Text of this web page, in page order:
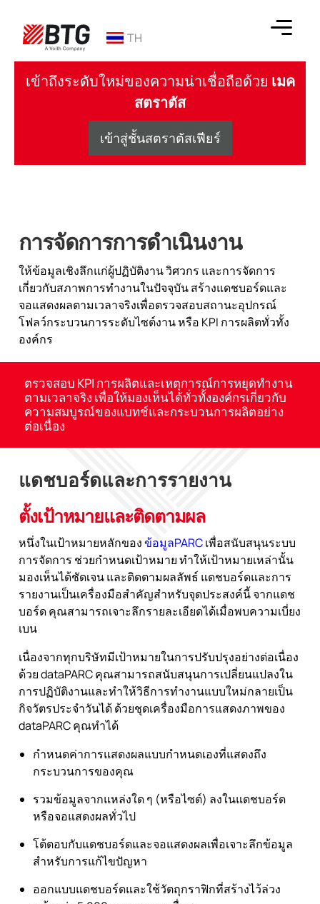
เนื้อหา
TH
เข้าถึงระดับใหม่ของความน่าเชื่อถือด้วย เมค
สตราตัส
เข้าสู่ชั้นสตราตัสเฟียร์
การจัดการการดำเนินงาน
ให้ข้อมูลเชิงลึกแก่ผู้ปฏิบัติงาน วิศวกร และการจัดการ
เกี่ยวกับสภาพการทำงานในปัจจุบัน สร้างแดชบอร์ดและ
จอแสดงผลตามเวลาจริงเพื่อตรวจสอบสถานะอุปกรณ์
โฟลว์กระบวนการระดับไซต์งาน หรือ KPI การผลิตทั่วทั้ง
องค์กร
ตรวจสอบ KPI การผลิตและเหตุการณ์การหยุดทำงาน
ตามเวลาจริง เพื่อให้มองเห็นได้ทั่วทั้งองค์กรเกี่ยวกับ
ความสมบูรณ์ของแบทช์และกระบวนการผลิตอย่าง
ต่อเนื่อง
แดชบอร์ดและการรายงาน
ตั้งเป้าหมายและติดตามผล
หนึ่งในเป้าหมายหลักของข้อมูลPARCเพื่อสนับสนุนระบบ
การจัดการ ช่วยกำหนดเป้าหมาย ทำให้เป้าหมายเหล่านั้น
มองเห็นได้ชัดเจน และติดตามผลลัพธ์ แดชบอร์ดและการ
รายงานเป็นเครื่องมือสำคัญสำหรับจุดประสงค์นี้ จากแดช
บอร์ด คุณสามารถเจาะลึกรายละเอียดได้เมื่อพบความเบี่ยง
เบน
เนื่องจากทุกบริษัทมีเป้าหมายในการปรับปรุงอย่างต่อเนื่อง
ด้วย dataPARC คุณสามารถสนับสนุนการเปลี่ยนแปลงใน
การปฏิบัติงานและทำให้วิธีการทำงานแบบใหม่กลายเป็น
กิจวัตรประจำวันได้ ด้วยชุดเครื่องมือการแสดงภาพของ
dataPARC คุณทำได้
กำหนดค่าการแสดงผลแบบกำหนดเองที่แสดงถึง
กระบวนการของคุณ
รวมข้อมูลจากแหล่งใด ๆ (หรือไซต์) ลงในแดชบอร์ด
หรือจอแสดงผลทั่วไป
โต้ตอบกับแดชบอร์ดและจอแสดงผลเพื่อเจาะลึกข้อมูล
สำหรับการแก้ไขปัญหา
ออกแบบแดชบอร์ดและใช้วัตถุกราฟิกที่สร้างไว้ล่วง